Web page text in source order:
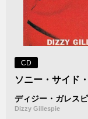
CD
ソニー・サイド
ディジー・ガレス
Dizzy Gillespie